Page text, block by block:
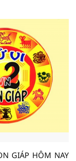
GIÁP HÔM NAY